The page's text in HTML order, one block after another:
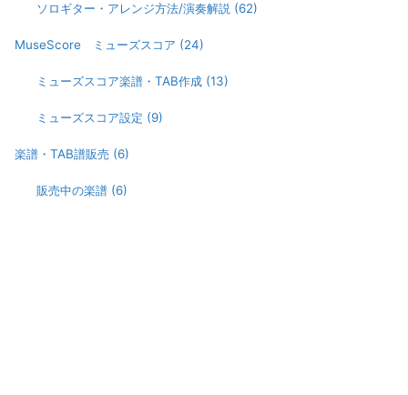
ソロギター・アレンジ方法/演奏解説 (62)
MuseScore ミューズスコア (24)
ミューズスコア楽譜・TAB作成 (13)
ミューズスコア設定 (9)
楽譜・TAB譜販売 (6)
販売中の楽譜 (6)